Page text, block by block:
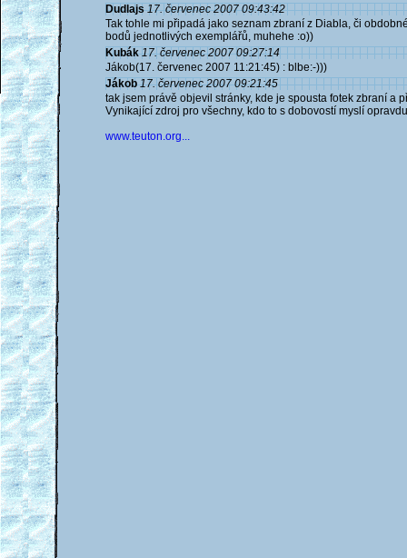
Dudlajs 17. červenec 2007 09:43:42
Tak tohle mi připadá jako seznam zbraní z Diabla, či
bodů jednotlivých exemplářů, muhehe :o))
Kubák 17. červenec 2007 09:27:14
Jákob(17. červenec 2007 11:21:45) : blbe:-)))
Jákob 17. červenec 2007 09:21:45
tak jsem právě objevil stránky, kde je spousta fotek zbraní a
Vynikající zdroj pro všechny, kdo to s dobovostí myslí
www.teuton.org...